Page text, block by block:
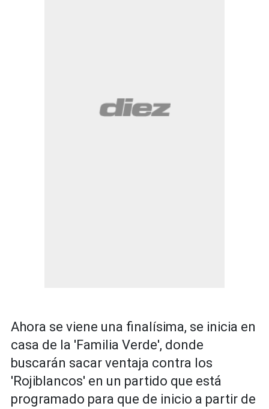
Ahora se viene una finalísima, se inicia en
casa de la 'Familia Verde', donde
buscarán sacar ventaja contra los
'Rojiblancos' en un partido que está
programado para que de inicio a partir de